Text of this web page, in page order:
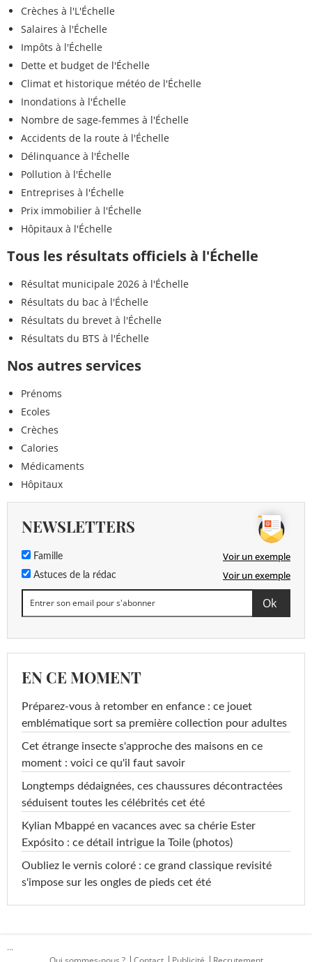
Crèches à l'L'Échelle
Salaires à l'Échelle
Impôts à l'Échelle
Dette et budget de l'Échelle
Climat et historique météo de l'Échelle
Inondations à l'Échelle
Nombre de sage-femmes à l'Échelle
Accidents de la route à l'Échelle
Délinquance à l'Échelle
Pollution à l'Échelle
Entreprises à l'Échelle
Prix immobilier à l'Échelle
Hôpitaux à l'Échelle
Tous les résultats officiels à l'Échelle
Résultat municipale 2026 à l'Échelle
Résultats du bac à l'Échelle
Résultats du brevet à l'Échelle
Résultats du BTS à l'Échelle
Nos autres services
Prénoms
Ecoles
Crèches
Calories
Médicaments
Hôpitaux
NEWSLETTERS
Famille Voir un exemple
Astuces de la rédac Voir un exemple
EN CE MOMENT
Préparez-vous à retomber en enfance : ce jouet
emblématique sort sa première collection pour adultes
Cet étrange insecte s'approche des maisons en ce
moment : voici ce qu'il faut savoir
Longtemps dédaignées, ces chaussures décontractées
séduisent toutes les célébrités cet été
Kylian Mbappé en vacances avec sa chérie Ester
Expósito : ce détail intrigue la Toile (photos)
Oubliez le vernis coloré : ce grand classique revisité
s'impose sur les ongles de pieds cet été
...